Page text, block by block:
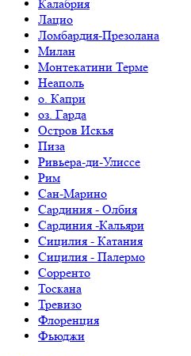
Калабрия
Лацио
Ломбардия-Презолана
Милан
Монтекатини Терме
Неаполь
о. Капри
оз. Гарда
Остров Искья
Пиза
Ривьера-ди-Улиссе
Рим
Сан-Марино
Сардиния - Олбия
Сардиния -Кальяри
Сицилия - Катания
Сицилия - Палермо
Сорренто
Тоскана
Тревизо
Флоренция
Фьюджи